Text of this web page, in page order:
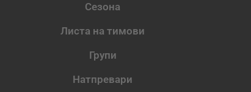
Сезона
Листа на тимови
Групи
Натпревари